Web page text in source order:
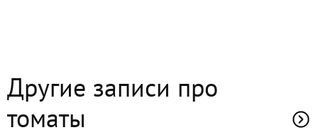
Другие записи про
томаты